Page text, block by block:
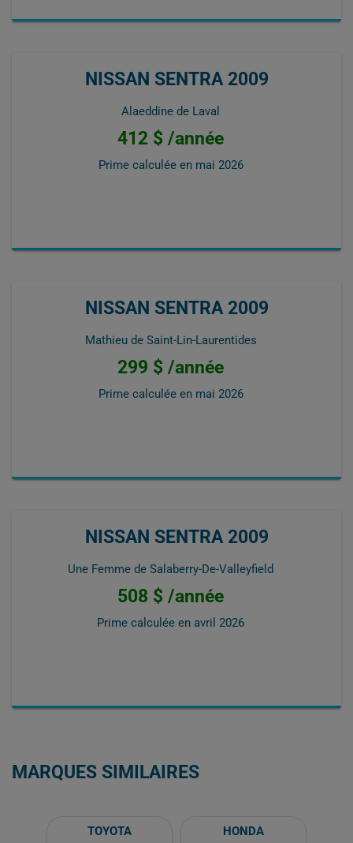
NISSAN SENTRA 2009
Alaeddine de Laval
412 $ /année
Prime calculée en mai 2026
NISSAN SENTRA 2009
Mathieu de Saint-Lin-Laurentides
299 $ /année
Prime calculée en mai 2026
NISSAN SENTRA 2009
Une Femme de Salaberry-De-Valleyfield
508 $ /année
Prime calculée en avril 2026
MARQUES SIMILAIRES
TOYOTA HONDA